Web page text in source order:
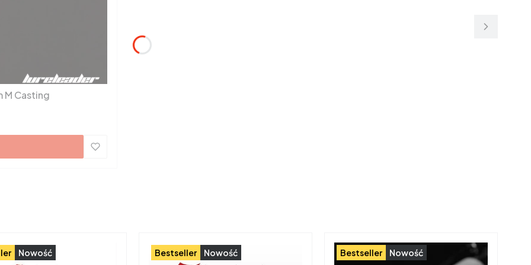
Wędka Lureleader Blade SH 8-12PE 2,44m M Casting
Nowość Bestseller Nowość Bestseller Nowość